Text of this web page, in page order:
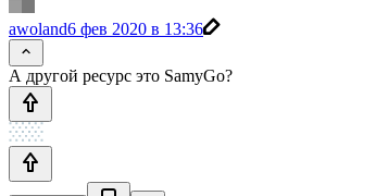
awoland6 фев 2020 в 13:36
А другой ресурс это SamyGo?